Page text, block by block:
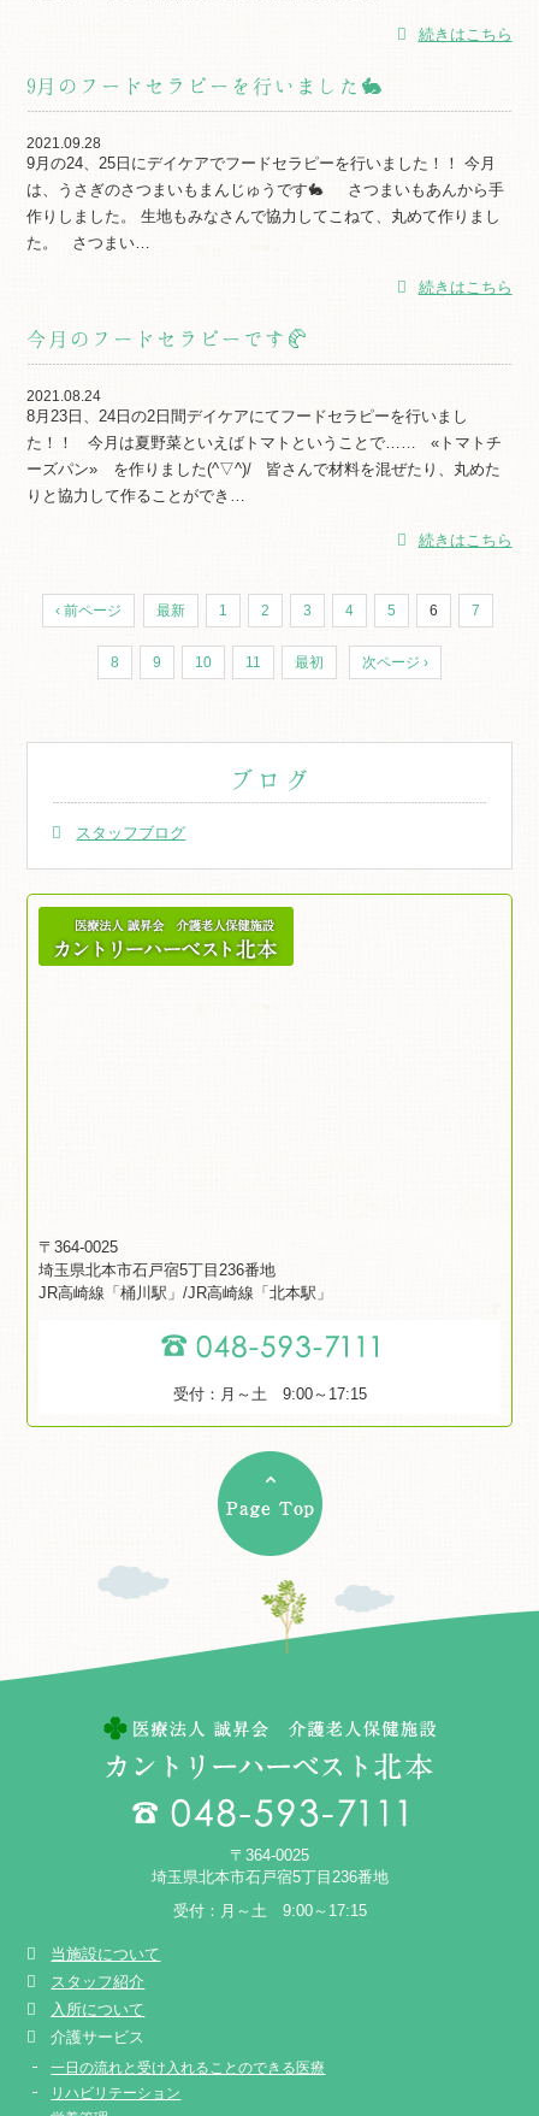
続きはこちら
9月のフードセラピーを行いました🐇
2021.09.28
9月の24、25日にデイケアでフードセラピーを行いました！！ 今月
は、うさぎのさつまいもまんじゅうです🐇 さつまいもあんから手
作りしました。 生地もみなさんで協力してこねて、丸めて作りまし
た。 さつまい…
続きはこちら
今月のフードセラピーです🥐
2021.08.24
8月23日、24日の2日間デイケアにてフードセラピーを行いまし
た！！ 今月は夏野菜といえばトマトということで…… «トマトチ
ーズパン» を作りました(^▽^)/ 皆さんで材料を混ぜたり、丸めた
りと協力して作ることができ…
続きはこちら
‹ 前ページ 最新 1 2 3 4 5 6 7
8 9 10 11 最初 次ページ ›
ブログ
スタッフブログ
〒364-0025
埼玉県北本市石戸宿5丁目236番地
JR高崎線「桶川駅」/JR高崎線「北本駅」
受付：月～土 9:00～17:15
〒364-0025
埼玉県北本市石戸宿5丁目236番地
受付：月～土 9:00～17:15
当施設について
スタッフ紹介
入所について
介護サービス
一日の流れと受け入れることのできる医療
リハビリテーション